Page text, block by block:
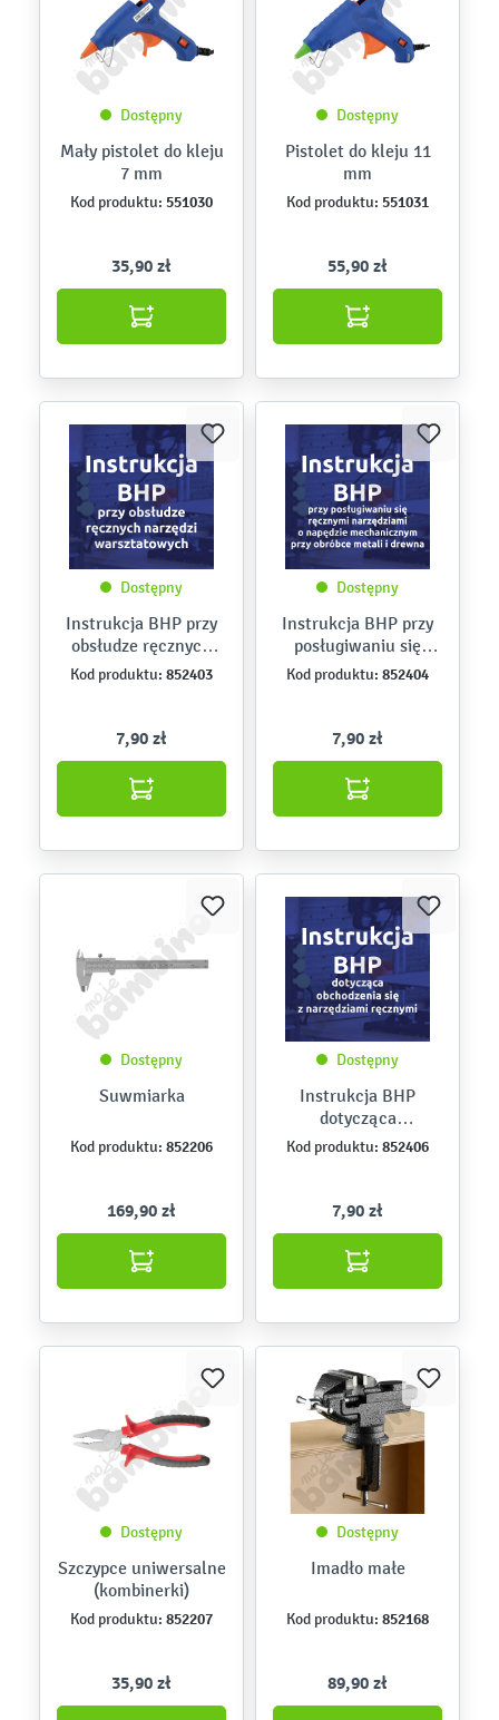
Dostępny
Mały pistolet do kleju
7 mm
Kod produktu: 551030
35,90 zł
Dostępny
Pistolet do kleju 11
mm
Kod produktu: 551031
55,90 zł
Dostępny
Instrukcja BHP przy
obsłudze ręcznych
narzędzi
warsztatowych
Kod produktu: 852403
7,90 zł
Dostępny
Instrukcja BHP przy
posługiwaniu się
ręcznymi narzędziami
obróbce metali i
drewna
Kod produktu: 852404
7,90 zł
Dostępny
Suwmiarka
Kod produktu: 852206
169,90 zł
Dostępny
Instrukcja BHP
dotycząca
obchodzenia się z
narzędziami ręcznymi
Kod produktu: 852406
7,90 zł
Dostępny
Szczypce uniwersalne
(kombinerki)
Kod produktu: 852207
35,90 zł
Dostępny
Imadło małe
Kod produktu: 852168
89,90 zł